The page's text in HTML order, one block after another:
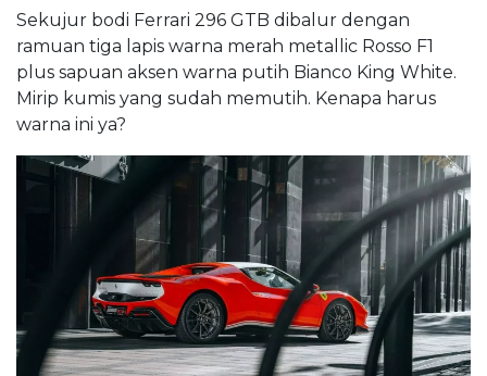
Sekujur bodi Ferrari 296 GTB dibalur dengan
ramuan tiga lapis warna merah metallic Rosso F1
plus sapuan aksen warna putih Bianco King White.
Mirip kumis yang sudah memutih. Kenapa harus
warna ini ya?